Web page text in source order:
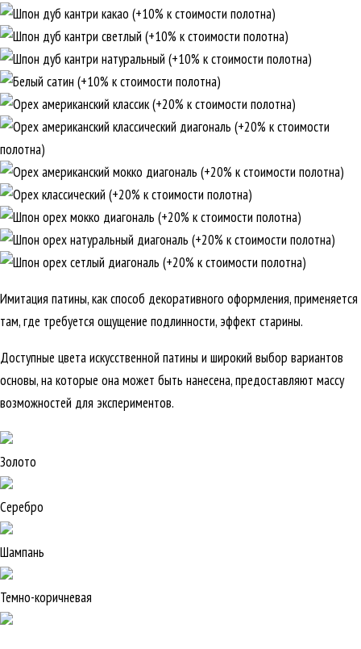
Имитация патины, как способ декоративного оформления, применяется
там, где требуется ощущение подлинности, эффект старины.
Доступные цвета искусственной патины и широкий выбор вариантов
основы, на которые она может быть нанесена, предоставляют массу
возможностей для экспериментов.
Золото
Серебро
Шампань
Темно-коричневая